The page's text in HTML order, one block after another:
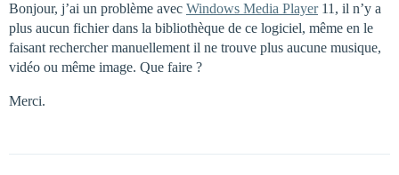
Bonjour, j’ai un problème avec Windows Media Player11, il n’y a
plus aucun fichier dans la bibliothèque de ce logiciel, même en le
faisant rechercher manuellement il ne trouve plus aucune musique,
vidéo ou même image. Que faire ?
Merci.